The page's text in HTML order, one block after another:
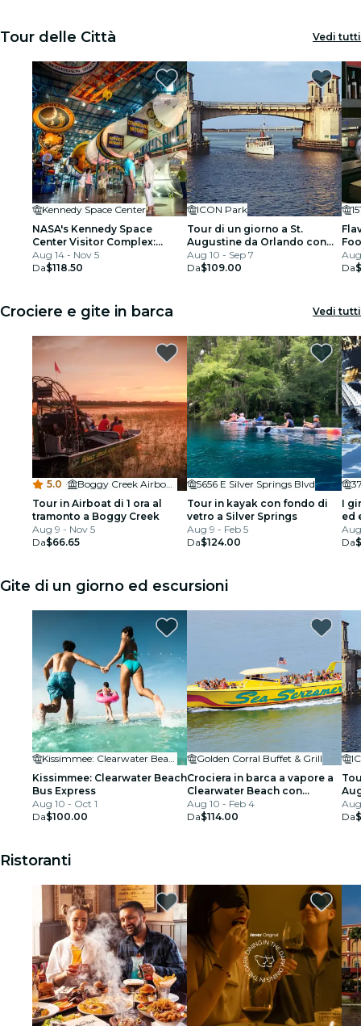
Tour delle Città Vedi tutti
Kennedy Space Center
NASA's Kennedy Space
Center Visitor Complex:
Biglietto d'ingresso + Tour
Explore
Aug 14 - Nov 5
Da$118.50
ICON Park
Tour di un giorno a St.
Augustine da Orlando con
crociera in barca
Aug 10 - Sep 7
Da$109.00
Da
Crociere e gite in barca Vedi tutti
5.0 ·
Boggy Creek Airboat Adventures
Tour in Airboat di 1 ora al
tramonto a Boggy Creek
Aug 9 - Nov 5
Da$66.65
5656 E Silver Springs Blvd
Tour in kayak con fondo di
vetro a Silver Springs
Aug 9 - Feb 5
Da$124.00
I
ed
Da
Gite di un giorno ed escursioni
Kissimmee: Clearwater Beach
Kissimmee: Clearwater Beach
Bus Express
Aug 10 - Oct 1
Da$100.00
Golden Corral Buffet & Grill
Crociera in barca a vapore a
Clearwater Beach con
trasporto
Aug 10 - Feb 4
Da$114.00
Da
Ristoranti